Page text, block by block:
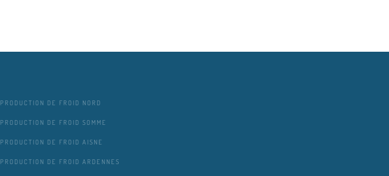
PRODUCTION DE FROID NORD
PRODUCTION DE FROID SOMME
PRODUCTION DE FROID AISNE
PRODUCTION DE FROID ARDENNES